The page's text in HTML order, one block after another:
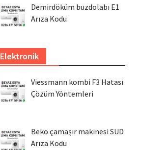
Demirdöküm buzdolabı E1
Arıza Kodu
Elektronik
Viessmann kombi F3 Hatası
Çözüm Yöntemleri
Beko çamaşır makinesi SUD
Arıza Kodu